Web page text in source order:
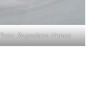
Foto: Rogeslane Nunes